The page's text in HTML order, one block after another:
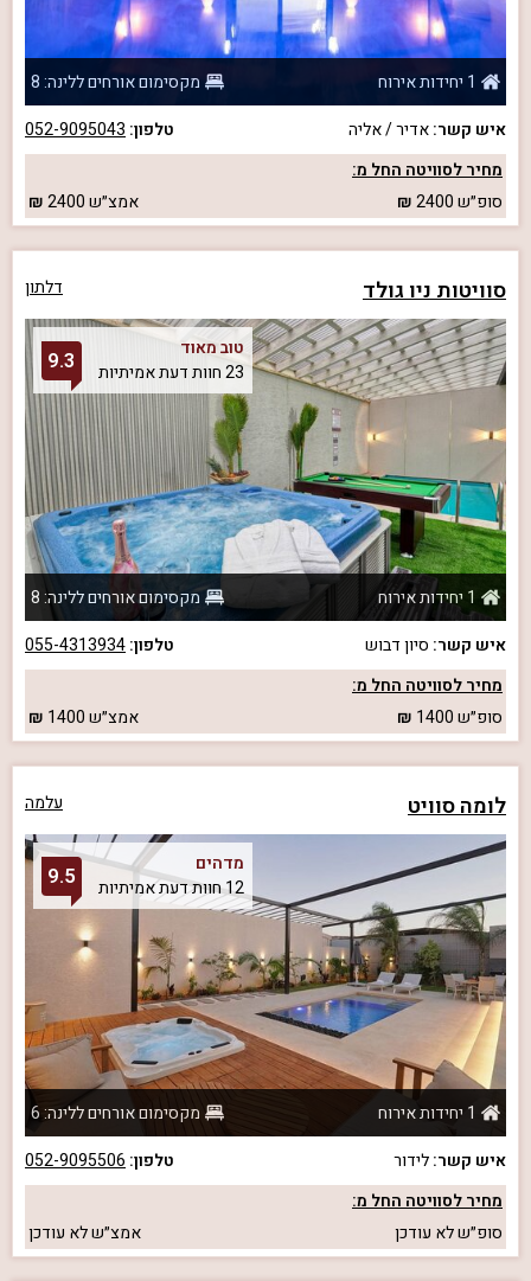
1 יחידות אירוח
מקסימום אורחים ללינה: 8
איש קשר:אדיר / אליה טלפון: 052-9095043
מחיר לסוויטה החל מ:
סופ״ש2400 אמצ״ש2400
סוויטות ניו גולד דלתון
טוב מאוד
23 חוות דעת אמיתיות
9.3
1 יחידות אירוח
מקסימום אורחים ללינה: 8
איש קשר: סיון דבוש טלפון:055-4313934
מחיר לסוויטה החל מ:
סופ״ש1400 אמצ״ש1400
לומה סוויט עלמה
מדהים
12 חוות דעת אמיתיות
9.5
1 יחידות אירוח
מקסימום אורחים ללינה: 6
איש קשר:לידור טלפון: 052-9095506
מחיר לסוויטה החל מ:
סופ״שלא עודכן אמצ״שלא עודכן